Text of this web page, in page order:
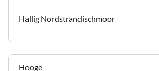
Hallig Nordstrandischmoor
Hooge